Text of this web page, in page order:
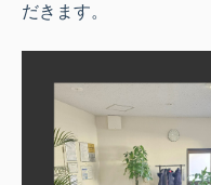
だきます。